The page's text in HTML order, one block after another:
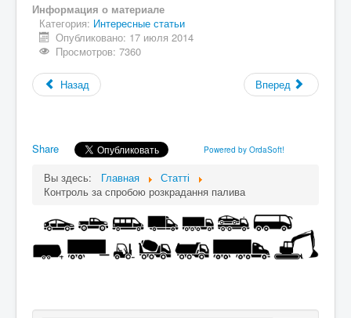
Информация о материале
Категория: Интересные статьи
Опубликовано: 17 июля 2014
Просмотров: 7360
Назад Вперед
Share Powered by OrdaSoft!
Вы здесь: Главная
Статті
Контроль за спробою розкрадання палива